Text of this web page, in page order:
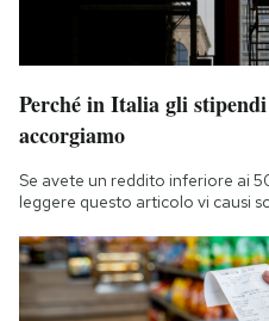
Perché in Italia gli
accorgiamo
Se avete un reddito inferiore ai
leggere questo articolo vi causi